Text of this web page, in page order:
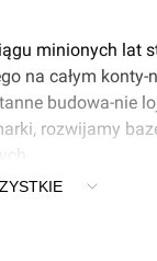
minionych lat
na całym konty-
budowa-nie
rozwijamy